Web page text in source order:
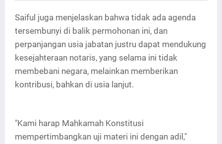
Saiful juga menjelaskan bahwa tidak ada agenda
tersembunyi di balik permohonan ini, dan
perpanjangan usia jabatan justru dapat mendukung
kesejahteraan notaris, yang selama ini tidak
membebani negara, melainkan memberikan
kontribusi, bahkan di usia lanjut.
"Kami harap Mahkamah Konstitusi
mempertimbangkan uji materi ini dengan adil,"